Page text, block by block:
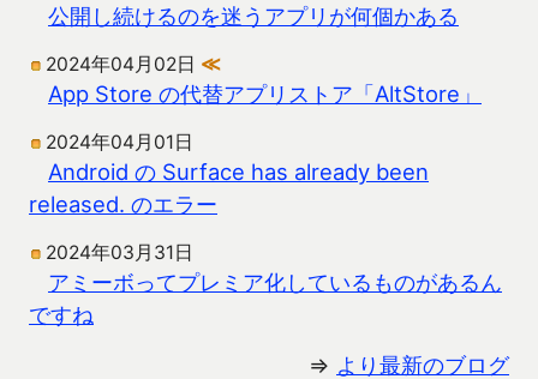
公開し続けるのを迷うアプリが何個かある
2024年04月02日 ≪
App Store の代替アプリストア「AltStore」
2024年04月01日
Android の Surface has already been
released. のエラー
2024年03月31日
アミーボってプレミア化しているものがあるん
ですね
⇒ より最新のブログ